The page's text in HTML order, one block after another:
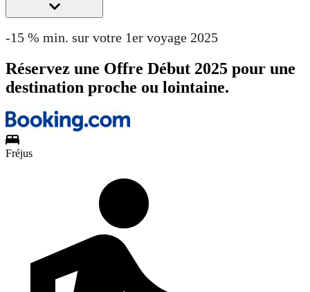
-15 % min. sur votre 1er voyage 2025
Réservez une Offre Début 2025 pour une
destination proche ou lointaine.
Fréjus